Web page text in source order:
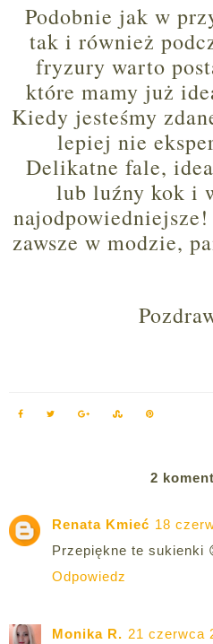
Podobnie jak w
tak i również
fryzury warto
które mamy już
Kiedy jesteśmy
lepiej nie
Delikatne fale,
lub luźny kok i
zawsze w modzie,
2
Renata Kmieć 18
Przepiękne te sukienki
Odpowiedz
Monika R. 21 czerwca